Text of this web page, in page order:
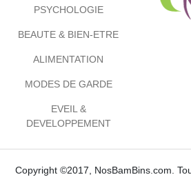
PSYCHOLOGIE
BEAUTE & BIEN-ETRE
ALIMENTATION
MODES DE GARDE
EVEIL &
DEVELOPPEMENT
Copyright ©2017, NosBamBins.com.